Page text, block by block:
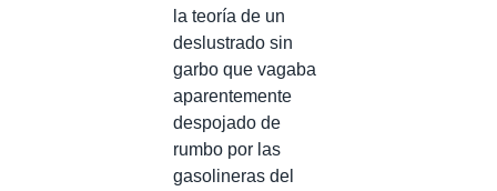
la teoría de un
deslustrado sin
garbo que vagaba
aparentemente
despojado de
rumbo por las
gasolineras del